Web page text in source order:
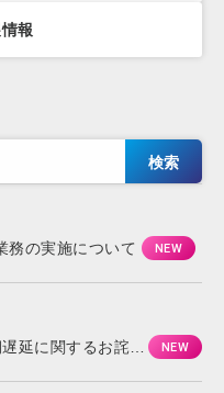
報
検索
務の実施について
延に関するお詫び